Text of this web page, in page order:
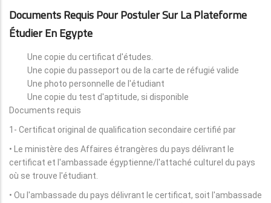
Documents Requis Pour Postuler Sur La Plateforme
Étudier En Egypte
Une copie du certificat d'études.
Une copie du passeport ou de la carte de réfugié valide
Une photo personnelle de l'étudiant
Une copie du test d'aptitude, si disponible
Documents requis
1- Certificat original de qualification secondaire certifié par
• Le ministère des Affaires étrangères du pays délivrant le
certificat et l'ambassade égyptienne/l'attaché culturel du pays
où se trouve l'étudiant.
• Ou l'ambassade du pays délivrant le certificat, soit l'ambassade